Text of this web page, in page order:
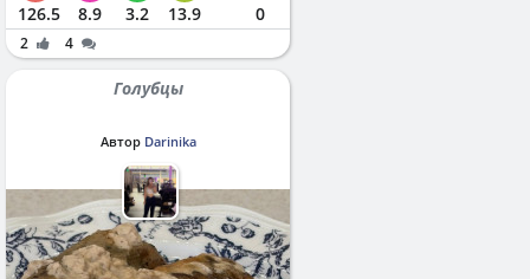
126.5 8.9 3.2 13.9 0
2 4
Голубцы
Автор Darinika